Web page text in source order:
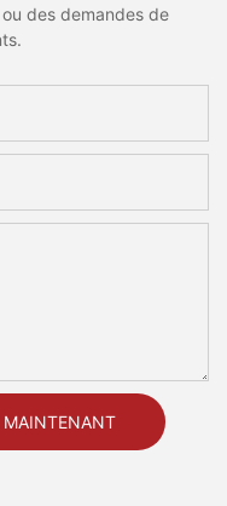
des demandes de
MAINTENANT